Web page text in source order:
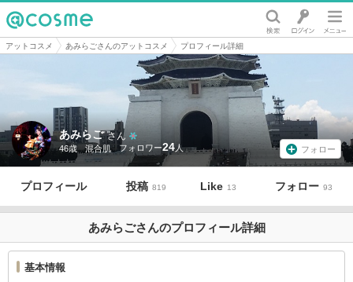
@cosme
アットコスメ あみらごさんのアットコスメ プロフィール詳細
あみらご さん
46歳 混合肌 24 フォロー
プロフィール 投稿 819 Like 13 フォロー 93
あみらごさんのプロフィール詳細
基本情報